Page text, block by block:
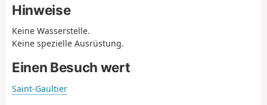
Hinweise
Keine Wasserstelle.
Keine spezielle Ausrüstung.
Einen Besuch wert
Saint-Gaultier